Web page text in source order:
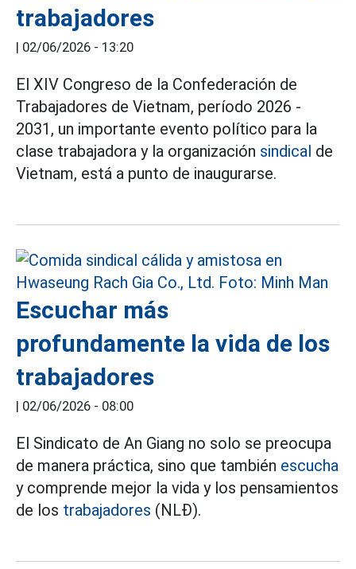
trabajadores
| 02/06/2026 - 13:20
El XIV Congreso de la Confederación de
Trabajadores de Vietnam, período 2026 -
2031, un importante evento político para la
clase trabajadora y la organización sindical de
Vietnam, está a punto de inaugurarse.
Escuchar más
profundamente la vida de los
trabajadores
| 02/06/2026 - 08:00
El Sindicato de An Giang no solo se preocupa
de manera práctica, sino que también escucha
y comprende mejor la vida y los pensamientos
de los trabajadores (NLĐ).